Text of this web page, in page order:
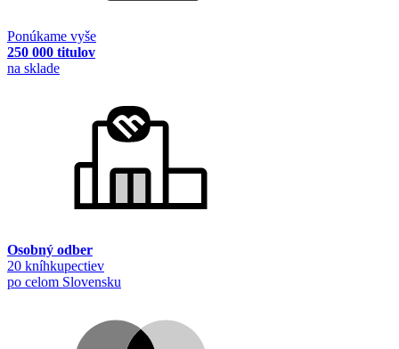
Ponúkame vyše
250 000 titulov
na sklade
Osobný odber
20 kníhkupectiev
po celom Slovensku